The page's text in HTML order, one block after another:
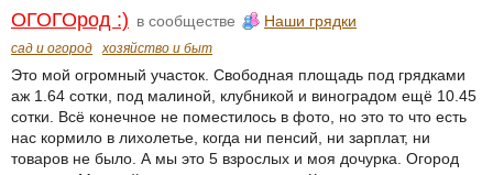
ОГОГОрод :) в сообществе Наши грядки
сад и огород хозяйство и быт
Это мой огромный участок. Свободная площадь под грядками
аж 1.64 сотки, под малиной, клубникой и виноградом ещё 10.45
сотки. Всё конечное не поместилось в фото, но это то что есть
нас кормило в лихолетье, когда ни пенсий, ни зарплат, ни
товаров не было. А мы это 5 взрослых и моя дочурка. Огород